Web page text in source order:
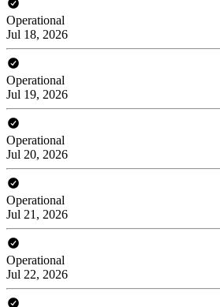
Operational
Jul 18, 2026
Operational
Jul 19, 2026
Operational
Jul 20, 2026
Operational
Jul 21, 2026
Operational
Jul 22, 2026